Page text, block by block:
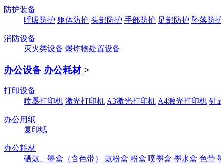
防护装备
呼吸防护 躯体防护 头部防护 手部防护 足部防护 坠落防
消防设备
灭火类设备 爆炸物处置设备
办公设备 办公耗材 >
打印设备
喷墨打印机 激光打印机 A3激光打印机 A4激光打印机 针
办公用纸
复印纸
办公耗材
硒鼓、墨盒（含色带）
鼓粉盒 粉盒 喷墨盒 墨水盒 色带